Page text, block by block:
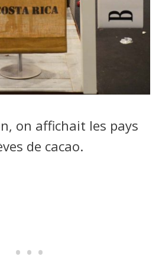
on affichait les pays
de cacao.